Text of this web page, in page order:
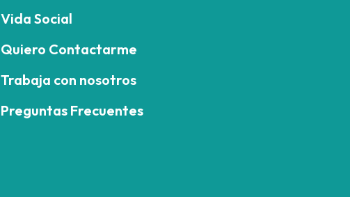
Vida Social
Quiero Contactarme
Trabaja con nosotros
Preguntas Frecuentes